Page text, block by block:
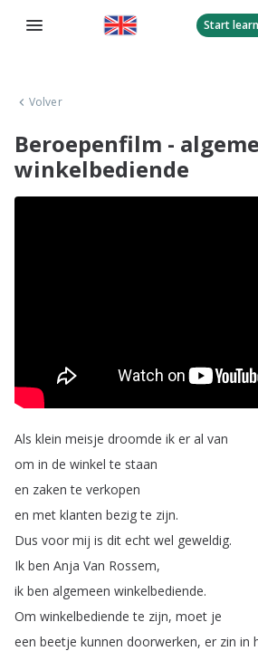
Start
Volver
Beroepenfilm -
winkelbediende
Als klein meisje droomde ik er al van
om in de winkel te staan
en zaken te verkopen
en met klanten bezig te zijn.
Dus voor mij is dit echt wel geweldig.
Ik ben Anja Van Rossem,
ik ben algemeen winkelbediende.
Om winkelbediende te zijn, moet je
een beetje kunnen doorwerken, er zin in